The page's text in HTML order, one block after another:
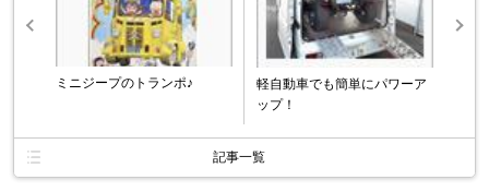
ミニジープのトランポ♪
軽自動車でも簡単にパワーア
ップ！
記事一覧